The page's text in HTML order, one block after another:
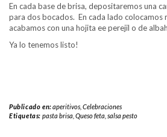
En cada base de brisa, depositaremos una
para dos bocados. En cada lado
acabamos con una hojita ee perejil o de
Ya lo tenemos listo!
Publicado en:aperitivos ,Celebraciones
Etiquetas: pasta brisa Queso feta salsa pesto